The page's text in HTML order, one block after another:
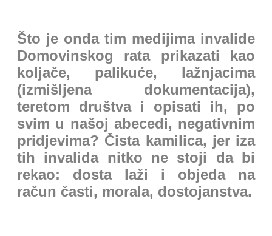
Što je onda tim medijima invalide
Domovinskog rata prikazati kao
koljače, palikuće, lažnjacima
(izmišljena dokumentacija),
teretom društva i opisati ih, po
svim u našoj abecedi, negativnim
pridjevima? Čista kamilica, jer iza
tih invalida nitko ne stoji da bi
rekao: dosta laži i objeda na
račun časti, morala, dostojanstva.